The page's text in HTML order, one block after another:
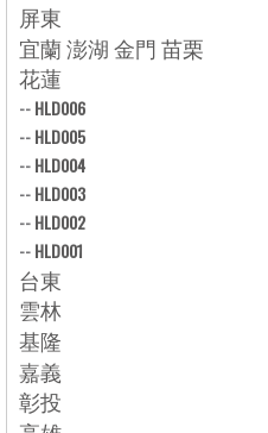
屏東
宜蘭 澎湖 金門 苗栗
花蓮
--HLD006
--HLD005
--HLD004
--HLD003
--HLD002
--HLD001
台東
雲林
基隆
嘉義
彰投